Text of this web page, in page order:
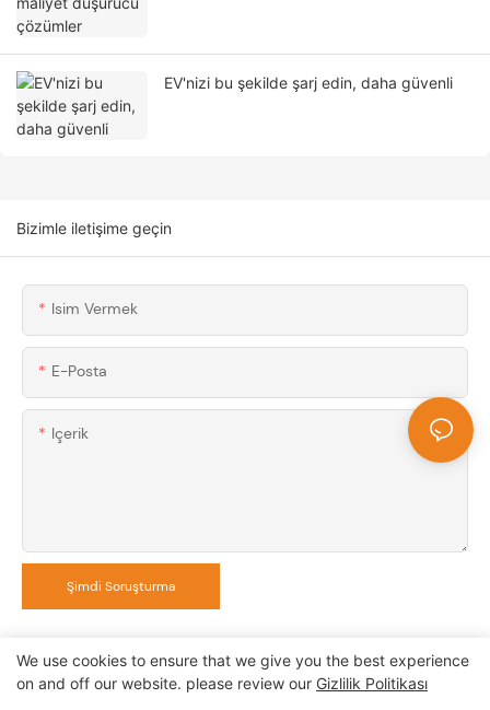
EV'nizi bu şekilde şarj edin, daha güvenli
Bizimle iletişime geçin
Isim Vermek
E-Posta
Içerik
Şimdi Soruşturma
We use cookies to ensure that we give you the best experience
on and off our website. please review our Gizlilik Politikası